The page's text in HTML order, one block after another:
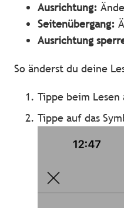
Ausrichtung:
Seitenübergang:
Ausrichtung
So änderst du deine
Tippe beim
Tippe auf das